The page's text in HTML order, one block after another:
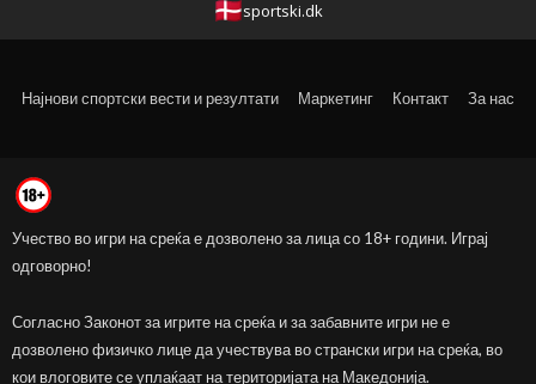
sportski.dk
Најнови спортски вести и резултати Маркетинг Контакт За нас
Учество во игри на среќа е дозволено за лица со 18+ години. Играј
одговорно!
Согласно Законот за игрите на среќа и за забавните игри не е
дозволено физичко лице да учествува во странски игри на среќа, во
кои влоговите се уплаќаат на територијата на Македонија.